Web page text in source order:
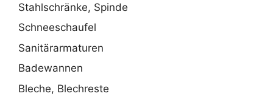
Stahlschränke, Spinde
Schneeschaufel
Sanitärarmaturen
Badewannen
Bleche, Blechreste